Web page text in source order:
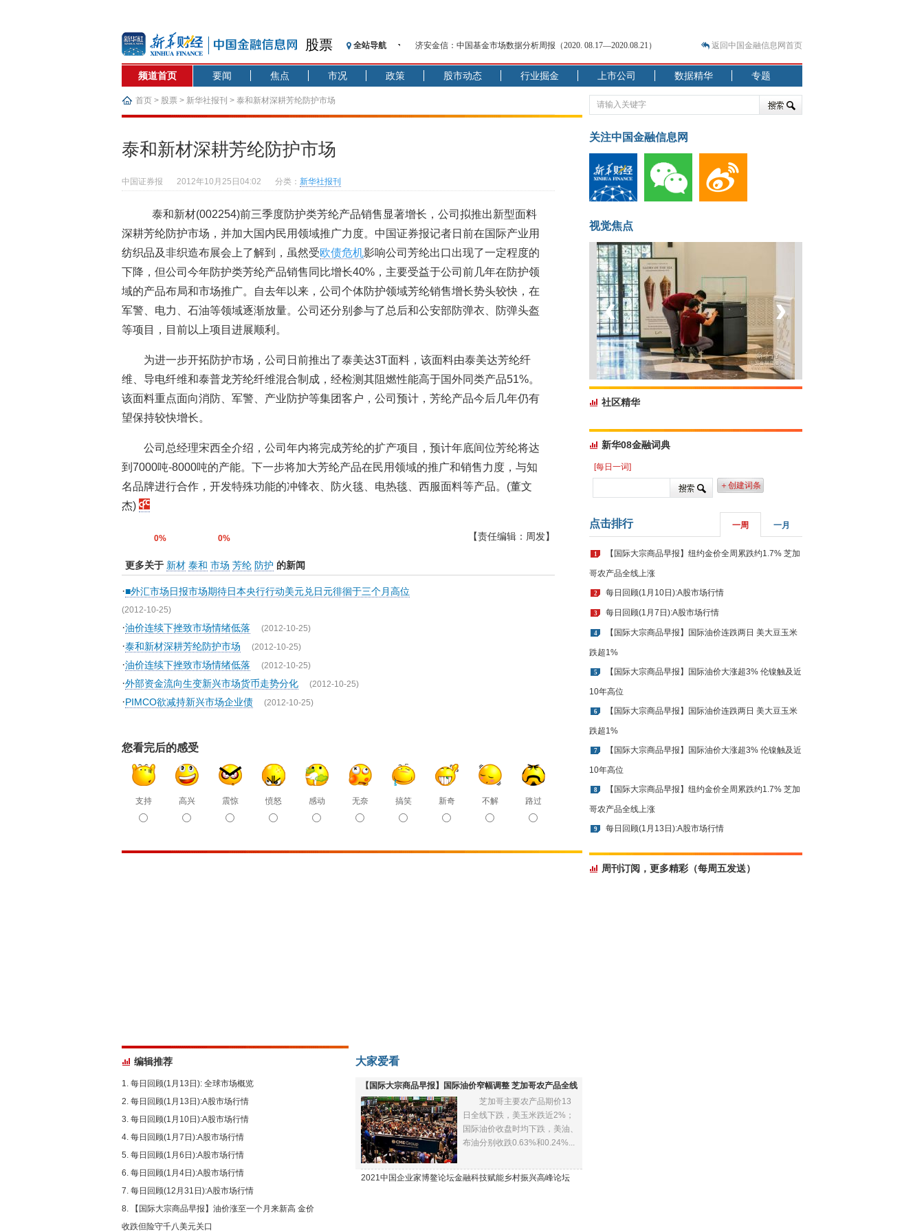
股票 全站导航
记者手记：疫情下的香港零售业如何浴火重生？
【见·闻】疫情下一家香港传统零售商的转型突围之旅
济安金信：中国基金市场数据分析周报（2020. 07.27—2020.07.31）
基本面及股市双轮冲击 债市回调十年期债表现最弱
恒生聚源：北斗收官之星发射成功，全产业链解析
济安金信：中国基金市场数据分析周报（2020. 08.17—2020.08.21）
返回中国金融信息网首页
频道首页 要闻 焦点 市况 政策 股市动态 行业掘金 上市公司 数据精华 专题
首页 > 股票 > 新华社报刊 > 泰和新材深耕芳纶防护市场
泰和新材深耕芳纶防护市场
中国证券报 2012年10月25日04:02 分类： 新华社报刊
泰和新材(002254)前三季度防护类芳纶产品销售显著增长，公司拟推出新型面料
深耕芳纶防护市场，并加大国内民用领域推广力度。中国证券报记者日前在国际产业用
纺织品及非织造布展会上了解到，虽然受欧债危机影响公司芳纶出口出现了一定程度的
下降，但公司今年防护类芳纶产品销售同比增长40%，主要受益于公司前几年在防护领
域的产品布局和市场推广。自去年以来，公司个体防护领域芳纶销售增长势头较快，在
军警、电力、石油等领域逐渐放量。公司还分别参与了总后和公安部防弹衣、防弹头盔
等项目，目前以上项目进展顺利。
为进一步开拓防护市场，公司日前推出了泰美达3T面料，该面料由泰美达芳纶纤
维、导电纤维和泰普龙芳纶纤维混合制成，经检测其阻燃性能高于国外同类产品51%。
该面料重点面向消防、军警、产业防护等集团客户，公司预计，芳纶产品今后几年仍有
望保持较快增长。
公司总经理宋西全介绍，公司年内将完成芳纶的扩产项目，预计年底间位芳纶将达
到7000吨-8000吨的产能。下一步将加大芳纶产品在民用领域的推广和销售力度，与知
名品牌进行合作，开发特殊功能的冲锋衣、防火毯、电热毯、西服面料等产品。(董文
杰)
0% 0% 【责任编辑：周发】
更多关于 新材 泰和 市场 芳纶 防护 的新闻
·■外汇市场日报市场期待日本央行行动美元兑日元徘徊于三个月高位
(2012-10-25)
·油价连续下挫致市场情绪低落 (2012-10-25)
·泰和新材深耕芳纶防护市场 (2012-10-25)
·油价连续下挫致市场情绪低落 (2012-10-25)
·外部资金流向生变新兴市场货币走势分化 (2012-10-25)
·PIMCO欲减持新兴市场企业债 (2012-10-25)
您看完后的感受
支持 高兴 震惊 愤怒 感动 无奈 搞笑 新奇 不解 路过
编辑推荐
每日回顾(1月13日): 全球市场概览
每日回顾(1月13日):A股市场行情
每日回顾(1月10日):A股市场行情
每日回顾(1月7日):A股市场行情
每日回顾(1月6日):A股市场行情
每日回顾(1月4日):A股市场行情
每日回顾(12月31日):A股市场行情
【国际大宗商品早报】油价涨至一个月来新高 金价
收跌但险守千八美元关口
大家爱看
【国际大宗商品早报】国际油价窄幅调整 芝加哥农产品全线
下跌
芝加哥主要农产品期价13
日全线下跌，美玉米跌近2%；
国际油价收盘时均下跌，美油、
布油分别收跌0.63%和0.24%...
2021中国企业家博鳌论坛金融科技赋能乡村振兴高峰论坛
关注中国金融信息网
视觉焦点
菲律宾：防疫降级
‹ ›
社区精华
新华08金融词典
[每日一词]
＋创建词条
点击排行 一周 一月
1 【国际大宗商品早报】纽约金价全周累跌约1.7% 芝加
哥农产品全线上涨
2 每日回顾(1月10日):A股市场行情
3 每日回顾(1月7日):A股市场行情
4 【国际大宗商品早报】国际油价连跌两日 美大豆玉米
跌超1%
5 【国际大宗商品早报】国际油价大涨超3% 伦镍触及近
10年高位
6 【国际大宗商品早报】国际油价连跌两日 美大豆玉米
跌超1%
7 【国际大宗商品早报】国际油价大涨超3% 伦镍触及近
10年高位
8 【国际大宗商品早报】纽约金价全周累跌约1.7% 芝加
哥农产品全线上涨
9 每日回顾(1月13日):A股市场行情
周刊订阅，更多精彩（每周五发送）